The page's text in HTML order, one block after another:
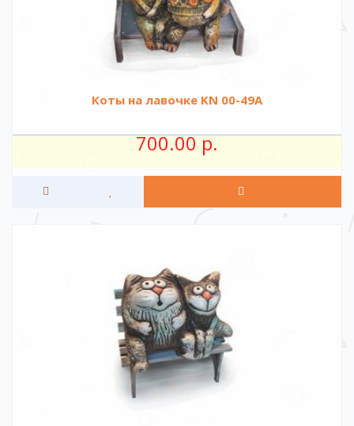
Коты на лавочке KN 00-49A
700.00 р.